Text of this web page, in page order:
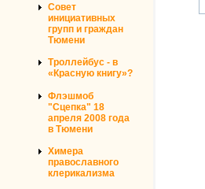
Совет
инициативных
групп и граждан
Тюмени
Троллейбус - в
«Красную книгу»?
Флэшмоб
"Сцепка" 18
апреля 2008 года
в Тюмени
Химера
православного
клерикализма